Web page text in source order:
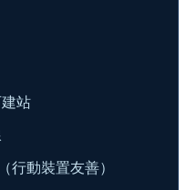
站
行動裝置友善）